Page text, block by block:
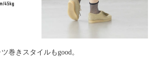
巻きスタイルもgood。